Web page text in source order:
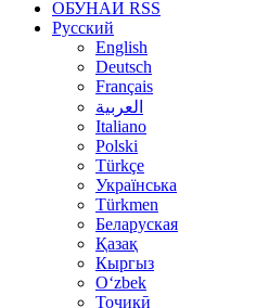
ОБУНАИ RSS
Русский
English
Deutsch
Français
العربية
Italiano
Polski
Türkçe
Українська
Türkmen
Беларуская
Қазақ
Кыргыз
Oʻzbek
Тоҷикӣ